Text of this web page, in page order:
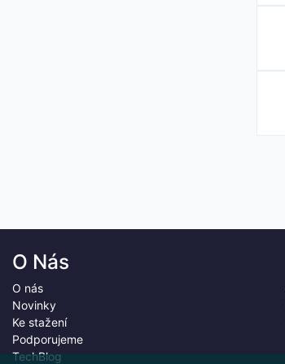
O Nás
O nás
Novinky
Ke stažení
Podporujeme
TechBlog